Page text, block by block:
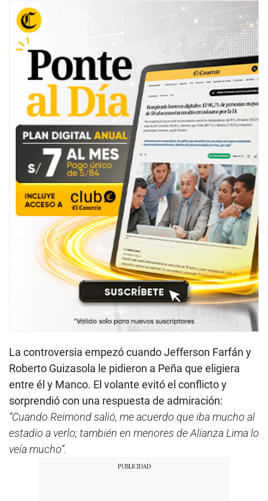
La controversia empezó cuando Jefferson Farfán y
Roberto Guizasola le pidieron a Peña que eligiera
entre él y Manco. El volante evitó el conflicto y
sorprendió con una respuesta de admiración:
“Cuando Reimond salió, me acuerdo que iba mucho al
estadio a verlo; también en menores de Alianza Lima lo
veía mucho”.